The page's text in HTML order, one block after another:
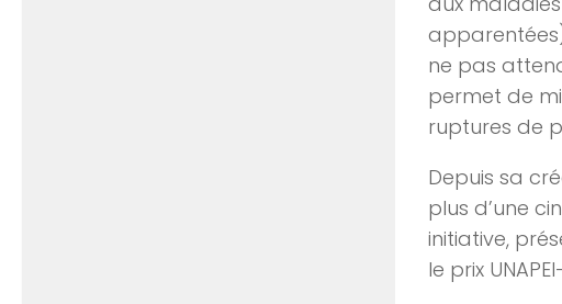
ne pas
permet de
ruptures de
Depuis sa
plus d’une
initiative,
le prix